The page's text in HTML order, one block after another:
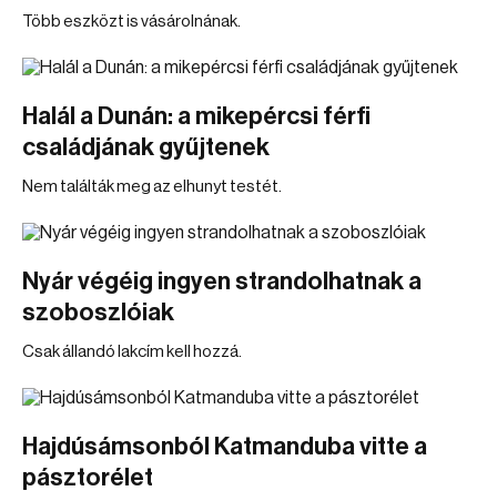
Több eszközt is vásárolnának.
Halál a Dunán: a mikepércsi férfi
családjának gyűjtenek
Nem találták meg az elhunyt testét.
Nyár végéig ingyen strandolhatnak a
szoboszlóiak
Csak állandó lakcím kell hozzá.
Hajdúsámsonból Katmanduba vitte a
pásztorélet